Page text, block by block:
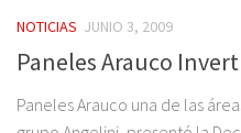
NOTICIAS JUNIO 3, 2009
Paneles Arauco
Paneles Arauco una de las